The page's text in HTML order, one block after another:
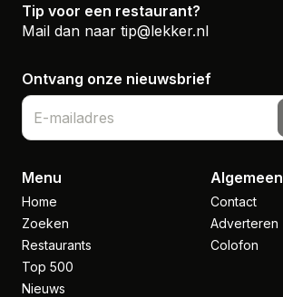
Tip voor een restaurant?
Mail dan naar tip@lekker.nl
Ontvang onze nieuwsbrief
Menu
Home
Zoeken
Restaurants
Top 500
Nieuws
Algemeen
Contact
Adverteren
Colofon